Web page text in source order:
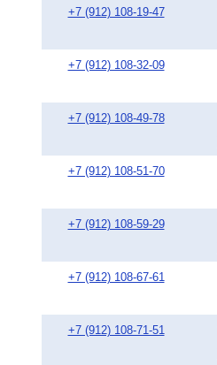
+7 (912) 108-19-47
+7 (912) 108-32-09
+7 (912) 108-49-78
+7 (912) 108-51-70
+7 (912) 108-59-29
+7 (912) 108-67-61
+7 (912) 108-71-51